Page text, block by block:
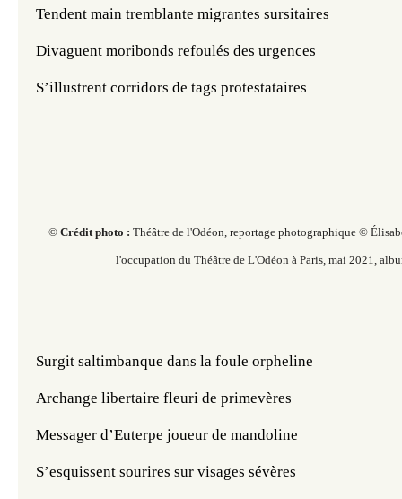
Tendent main tremblante migrantes sursitaires
Divaguent moribonds refoulés des urgences
S’illustrent corridors de tags protestataires
©Crédit photo : Théâtre de l'Odéon, reportage photographique ©
l'occupation du Théâtre de L'Odéon à Paris,mai 2021,
Surgit saltimbanque dans la foule orpheline
Archange libertaire fleuri de primevères
Messager d’Euterpe joueur de mandoline
S’esquissent sourires sur visages sévères